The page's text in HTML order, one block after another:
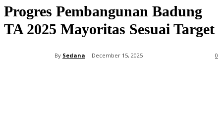
Progres Pembangunan Badung
TA 2025 Mayoritas Sesuai Target
By Sedana December 15, 2025 0